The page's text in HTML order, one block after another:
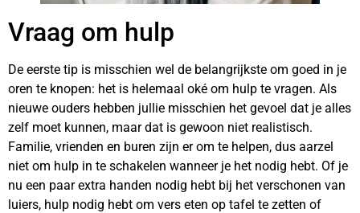
Vraag om hulp
De eerste tip is misschien wel de belangrijkste om goed in je
oren te knopen: het is helemaal oké om hulp te vragen. Als
nieuwe ouders hebben jullie misschien het gevoel dat je alles
zelf moet kunnen, maar dat is gewoon niet realistisch.
Familie, vrienden en buren zijn er om te helpen, dus aarzel
niet om hulp in te schakelen wanneer je het nodig hebt. Of je
nu een ​​paar extra handen nodig hebt bij het verschonen van
luiers, hulp nodig hebt om vers eten op tafel te zetten of